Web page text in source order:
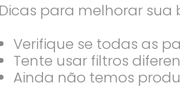
Dicas para melhorar sua
Verifique se todas as
Tente usar filtros
Ainda não temos